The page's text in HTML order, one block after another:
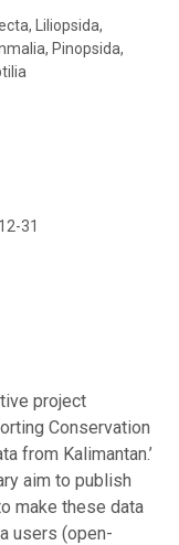
Liliopsida,
Pinopsida,
31
project
Conservation
from Kalimantan.’
aim to publish
make these data
users (open-